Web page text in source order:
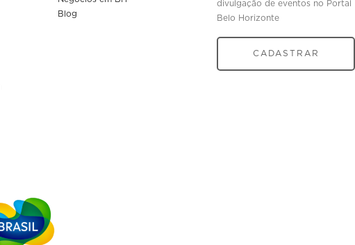
Blog
divulgação de eventos no Portal
Belo Horizonte
CADASTRAR